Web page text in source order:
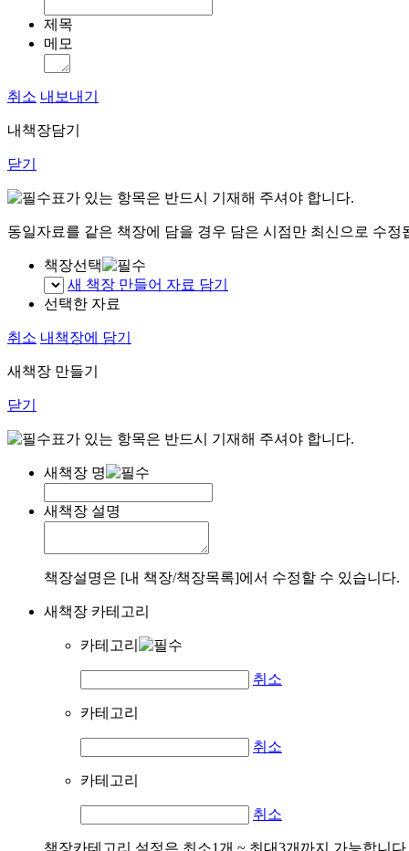
제목
메모
취소 내보내기
내책장담기
닫기
표가 있는 항목은 반드시 기재해 주셔야 합니다.
동일자료를 같은 책장에 담을 경우 담은 시점만 최신으로 수정
책장선택
새 책장 만들어 자료 담기
선택한 자료
취소 내책장에 담기
새책장 만들기
닫기
표가 있는 항목은 반드시 기재해 주셔야 합니다.
새책장 명
새책장 설명
책장설명은 [내 책장/책장목록]에서 수정할 수 있습니다.
새책장 카테고리
카테고리
취소
카테고리
취소
카테고리
취소